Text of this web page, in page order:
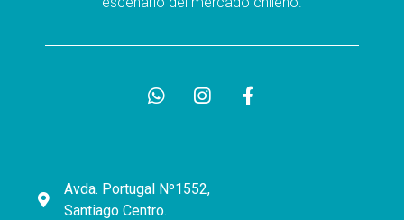
Avda. Portugal Nº1552,
Santiago Centro.